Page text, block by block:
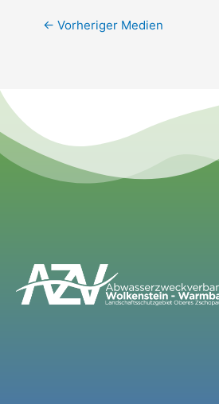
← Vorheriger Medien